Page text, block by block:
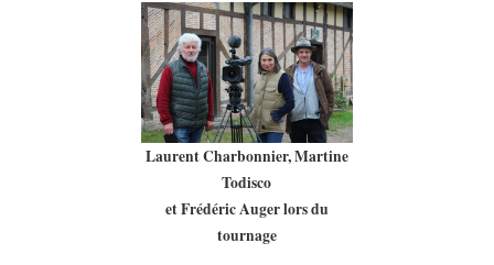
Laurent Charbonnier, Martine
Todisco
et Frédéric Auger lors du
tournage